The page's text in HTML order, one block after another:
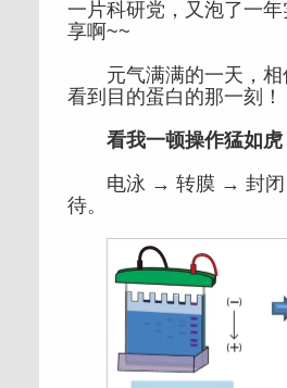
一片科研党，又泡了一
享啊~~
元气满满的一天，相
看到目的蛋白的那一刻！
看我一顿操作猛如虎
电泳 → 转膜 → 封闭
待。